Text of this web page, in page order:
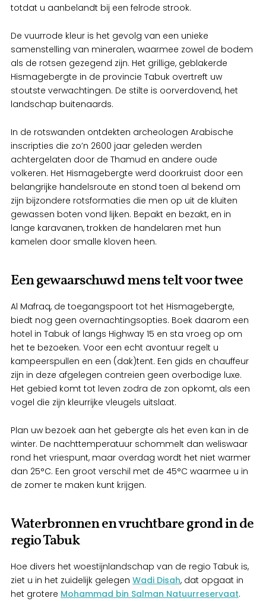
totdat u aanbelandt bij een felrode strook.
De vuurrode kleur is het gevolg van een unieke
samenstelling van mineralen, waarmee zowel de bodem
als de rotsen gezegend zijn. Het grillige, geblakerde
Hismagebergte in de provincie Tabuk overtreft uw
stoutste verwachtingen. De stilte is oorverdovend, het
landschap buitenaards.
In de rotswanden ontdekten archeologen Arabische
inscripties die zo’n 2600 jaar geleden werden
achtergelaten door de Thamud en andere oude
volkeren. Het Hismagebergte werd doorkruist door een
belangrijke handelsroute en stond toen al bekend om
zijn bijzondere rotsformaties die men op uit de kluiten
gewassen boten vond lijken. Bepakt en bezakt, en in
lange karavanen, trokken de handelaren met hun
kamelen door smalle kloven heen.
Een gewaarschuwd mens telt voor twee
Al Mafraq, de toegangspoort tot het Hismagebergte,
biedt nog geen overnachtingsopties. Boek daarom een
hotel in Tabuk of langs Highway 15 en sta vroeg op om
het te bezoeken. Voor een echt avontuur regelt u
kampeerspullen en een (dak)tent. Een gids en chauffeur
zijn in deze afgelegen contreien geen overbodige luxe.
Het gebied komt tot leven zodra de zon opkomt, als een
vogel die zijn kleurrijke vleugels uitslaat.
Plan uw bezoek aan het gebergte als het even kan in de
winter. De nachttemperatuur schommelt dan weliswaar
rond het vriespunt, maar overdag wordt het niet warmer
dan 25°C. Een groot verschil met de 45°C waarmee u in
de zomer te maken kunt krijgen.
Waterbronnen en vruchtbare grond in de
regio Tabuk
Hoe divers het woestijnlandschap van de regio Tabuk is,
ziet u in het zuidelijk gelegen Wadi Disah, dat opgaat in
het grotere Mohammad bin Salman Natuurreservaat.